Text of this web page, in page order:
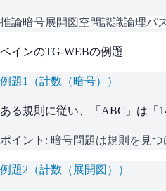
推論暗号展開図 空間認識論理パ
ベインのTG-WEBの例題
例題1 （計数（暗号） ）
ある規則に従い、「ABC」は「
ポイント: 暗号問題は規則を見
例題2 （計数（展開図） ）